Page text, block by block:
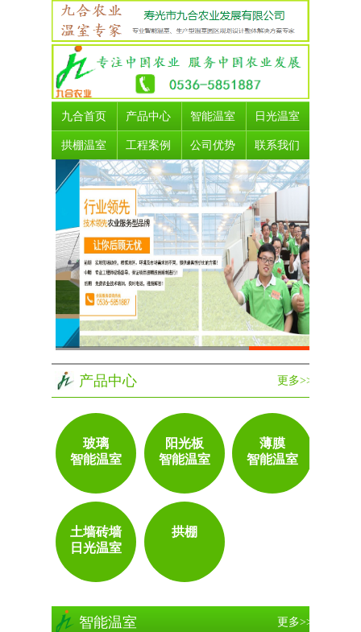
九合首页 产品中心 智能温室 日光温室
拱棚温室 工程案例 公司优势 联系我们
产品中心 更多>>
玻璃
智能温室
阳光板
智能温室
薄膜
智能温室
土墙砖墙
日光温室
拱棚
智能温室 更多>>